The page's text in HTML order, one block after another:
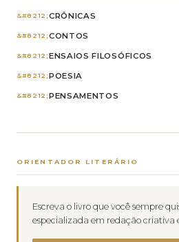
CRÔNICAS
CONTOS
ENSAIOS FILOSÓFICOS
POESIA
PENSAMENTOS
ORIENTADOR LITERÁRIO
Escreva o livro que você sempre
especializada em redação criativa